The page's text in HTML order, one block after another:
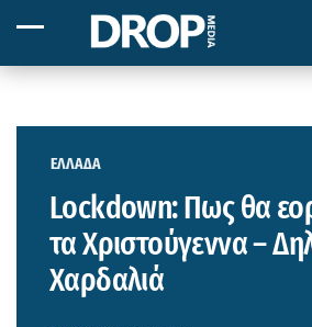
ΕΛΛΑΔΑ
Lockdown: Πως θα
τα Χριστούγεννα –
Χαρδαλιά